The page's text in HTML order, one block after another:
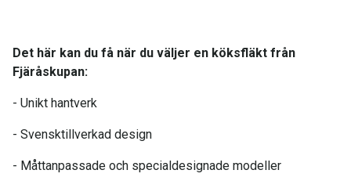
Det här kan du få när du väljer en köksfläkt från
Fjäråskupan:
- Unikt hantverk
- Svensktillverkad design
- Måttanpassade och specialdesignade modeller